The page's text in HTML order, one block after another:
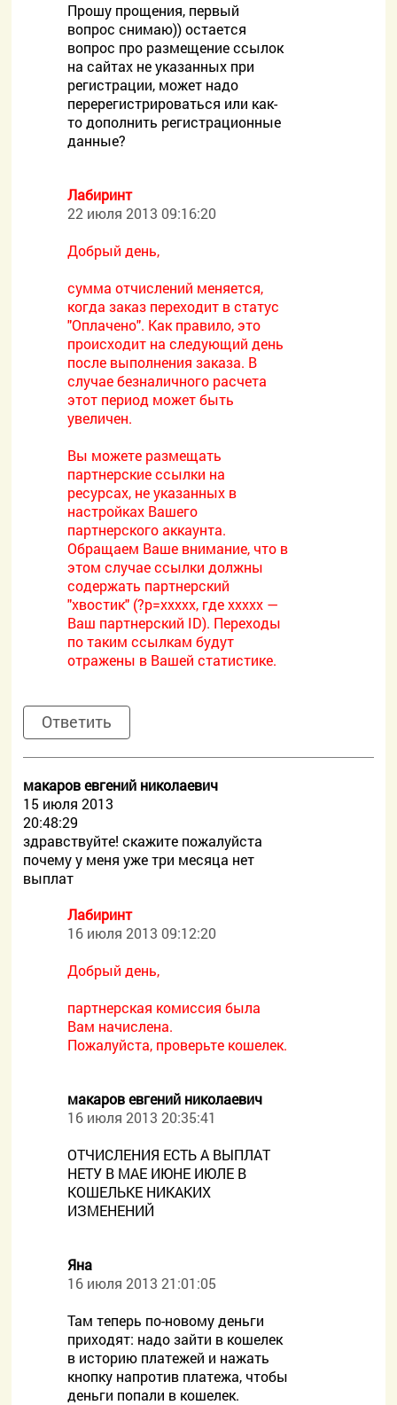
Прошу прощения, первый
вопрос снимаю)) остается
вопрос про размещение ссылок
на сайтах не указанных при
регистрации, может надо
перерегистрироваться или как-
то дополнить регистрационные
данные?
Лабиринт
22 июля 2013 09:16:20
Добрый день,
сумма отчислений меняется,
когда заказ переходит в статус
"Оплачено". Как правило, это
происходит на следующий день
после выполнения заказа. В
случае безналичного расчета
этот период может быть
увеличен.
Вы можете размещать
партнерские ссылки на
ресурсах, не указанных в
настройках Вашего
партнерского аккаунта.
Обращаем Ваше внимание, что в
этом случае ссылки должны
содержать партнерский
"хвостик" (?p=xxxxx, где xxxxx —
Ваш партнерский ID). Переходы
по таким ссылкам будут
отражены в Вашей статистике.
Ответить
макаров евгений николаевич
15 июля 2013
20:48:29
здравствуйте! скажите пожалуйста
почему у меня уже три месяца нет
выплат
Лабиринт
16 июля 2013 09:12:20
Добрый день,
партнерская комиссия была
Вам начислена.
Пожалуйста, проверьте кошелек.
макаров евгений николаевич
16 июля 2013 20:35:41
ОТЧИСЛЕНИЯ ЕСТЬ А ВЫПЛАТ
НЕТУ В МАЕ ИЮНЕ ИЮЛЕ В
КОШЕЛЬКЕ НИКАКИХ
ИЗМЕНЕНИЙ
Яна
16 июля 2013 21:01:05
Там теперь по-новому деньги
приходят: надо зайти в кошелек
в историю платежей и нажать
кнопку напротив платежа, чтобы
деньги попали в кошелек.